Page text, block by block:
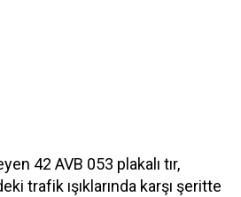
42 AVB 053 plakalı tır,
trafik ışıklarında karşı şeritte